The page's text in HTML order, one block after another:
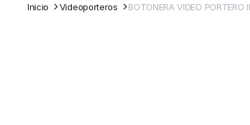
Inicio Videoporteros BOTONERA VIDEO PORTERO